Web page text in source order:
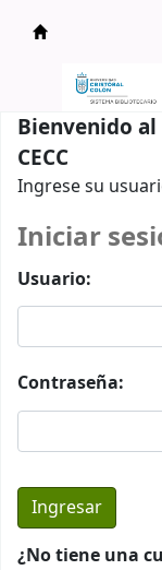
Catálogo
Bienvenido
CECC
Ingrese su
Iniciar
Usuario:
Contraseña:
¿No tiene una